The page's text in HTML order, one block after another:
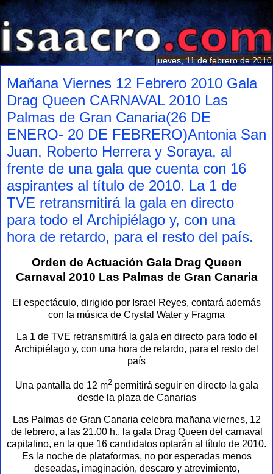
jueves, 11 de febrero de 2010
Mañana Viernes 12 Febrero 2010 Gala
Drag Queen CARNAVAL 2010 Las
Palmas de Gran Canaria(26 DE
ENERO- 20 DE FEBRERO)Antonia San
Juan, Roberto Herrera y Soraya, al
frente de una gala que cuenta con 16
aspirantes al título de 2010. La 1 de
TVE retransmitirá la gala en directo
para todo el Archipiélago y, con una
hora de retardo, para el resto del país.
Orden de Actuación Gala Drag Queen
Carnaval 2010 Las Palmas de Gran Canaria
El espectáculo, dirigido por Israel Reyes, contará además
con la música de Crystal Water y Fragma
La 1 de TVE retransmitirá la gala en directo para todo el
Archipiélago y, con una hora de retardo, para el resto del
país
Una pantalla de 12 m2permitirá seguir en directo la gala
desde la plaza de Canarias
Las Palmas de Gran Canaria celebra mañana viernes, 12
de febrero, a las 21.00 h., la gala Drag Queen del carnaval
capitalino, en la que 16 candidatos optarán al título de 2010.
Es la noche de plataformas, no por esperadas menos
deseadas, imaginación, descaro y atrevimiento,